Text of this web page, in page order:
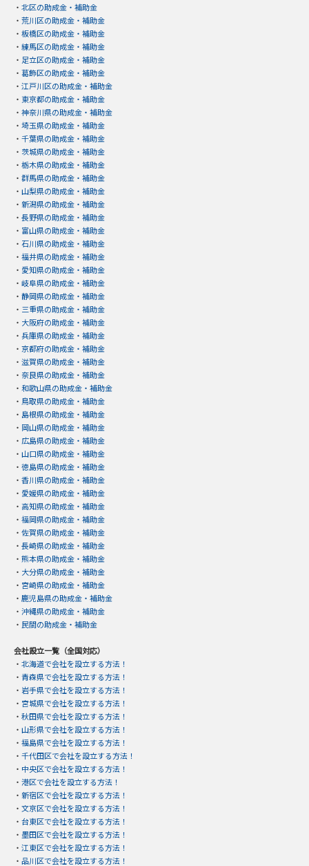
・ 北区の助成金・補助金
・ 荒川区の助成金・補助金
・ 板橋区の助成金・補助金
・ 練馬区の助成金・補助金
・ 足立区の助成金・補助金
・ 葛飾区の助成金・補助金
・ 江戸川区の助成金・補助金
・ 東京都の助成金・補助金
・ 神奈川県の助成金・補助金
・ 埼玉県の助成金・補助金
・ 千葉県の助成金・補助金
・ 茨城県の助成金・補助金
・ 栃木県の助成金・補助金
・ 群馬県の助成金・補助金
・ 山梨県の助成金・補助金
・ 新潟県の助成金・補助金
・ 長野県の助成金・補助金
・ 富山県の助成金・補助金
・ 石川県の助成金・補助金
・ 福井県の助成金・補助金
・ 愛知県の助成金・補助金
・ 岐阜県の助成金・補助金
・ 静岡県の助成金・補助金
・ 三重県の助成金・補助金
・ 大阪府の助成金・補助金
・ 兵庫県の助成金・補助金
・ 京都府の助成金・補助金
・ 滋賀県の助成金・補助金
・ 奈良県の助成金・補助金
・ 和歌山県の助成金・補助金
・ 鳥取県の助成金・補助金
・ 島根県の助成金・補助金
・ 岡山県の助成金・補助金
・ 広島県の助成金・補助金
・ 山口県の助成金・補助金
・ 徳島県の助成金・補助金
・ 香川県の助成金・補助金
・ 愛媛県の助成金・補助金
・ 高知県の助成金・補助金
・ 福岡県の助成金・補助金
・ 佐賀県の助成金・補助金
・ 長崎県の助成金・補助金
・ 熊本県の助成金・補助金
・ 大分県の助成金・補助金
・ 宮崎県の助成金・補助金
・ 鹿児島県の助成金・補助金
・ 沖縄県の助成金・補助金
・ 民間の助成金・補助金
会社設立一覧（全国対応）
・ 北海道で会社を設立する方法！
・ 青森県で会社を設立する方法！
・ 岩手県で会社を設立する方法！
・ 宮城県で会社を設立する方法！
・ 秋田県で会社を設立する方法！
・ 山形県で会社を設立する方法！
・ 福島県で会社を設立する方法！
・ 千代田区で会社を設立する方法！
・ 中央区で会社を設立する方法！
・ 港区で会社を設立する方法！
・ 新宿区で会社を設立する方法！
・ 文京区で会社を設立する方法！
・ 台東区で会社を設立する方法！
・ 墨田区で会社を設立する方法！
・ 江東区で会社を設立する方法！
・ 品川区で会社を設立する方法！